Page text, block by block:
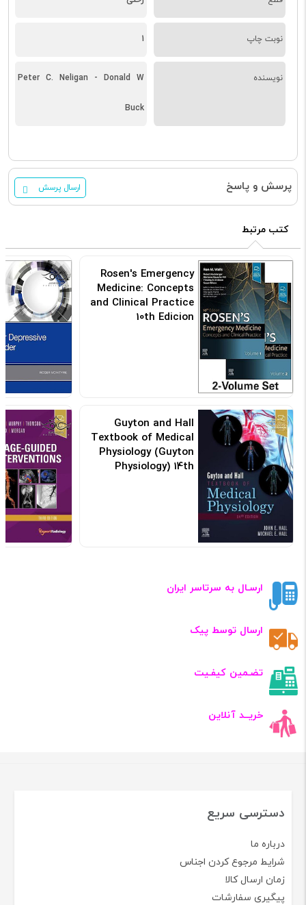
نوبت چاپ 1
نویسنده Peter C. Neligan - Donald W
Buck
پرسش و پاسخ ارسال پرسش
کتب مرتبط
Rosen's Emergency
Medicine: Concepts
and Clinical Practice
10th Edicion
Guyton and Hall
Textbook of Medical
Physiology (Guyton
Physiology) 14th
ارسـال به سرتاسر ایران
ارسال توسط پیک
تضـمین کیفـیت
خریــد آنلاین
دسترسی سریع
درباره ما
شرایط مرجوع کردن اجناس
زمان ارسال کالا
پیگیری سفارشات